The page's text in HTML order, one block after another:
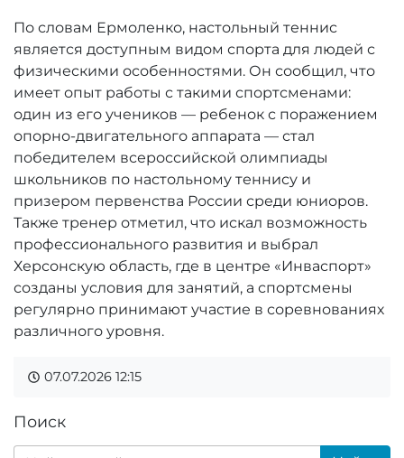
По словам Ермоленко, настольный теннис
является доступным видом спорта для людей с
физическими особенностями. Он сообщил, что
имеет опыт работы с такими спортсменами:
один из его учеников — ребенок с поражением
опорно-двигательного аппарата — стал
победителем всероссийской олимпиады
школьников по настольному теннису и
призером первенства России среди юниоров.
Также тренер отметил, что искал возможность
профессионального развития и выбрал
Херсонскую область, где в центре «Инваспорт»
созданы условия для занятий, а спортсмены
регулярно принимают участие в соревнованиях
различного уровня.
07.07.2026 12:15
Поиск